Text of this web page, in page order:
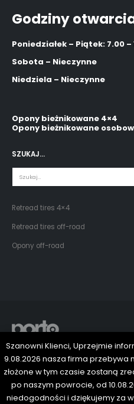
Godziny
Poniedziałek – Piątek: 7.00 –
Sobota – Nieczynne
Niedziela – Nieczynne
Opony bieżnikowane 4×4
Opony bieżnikowane
SZUKAJ…
Retread tires 4×4
Retread tires off-road
Opony off-road
© Copyright 2024. All Rights Reserved.
Szanowni Klienci, Uprzejmie
9.08.2026 nasza firma przebywa
złożone w tym czasie zostaną
po naszym powrocie, od
niedogodności i dziękujemy za